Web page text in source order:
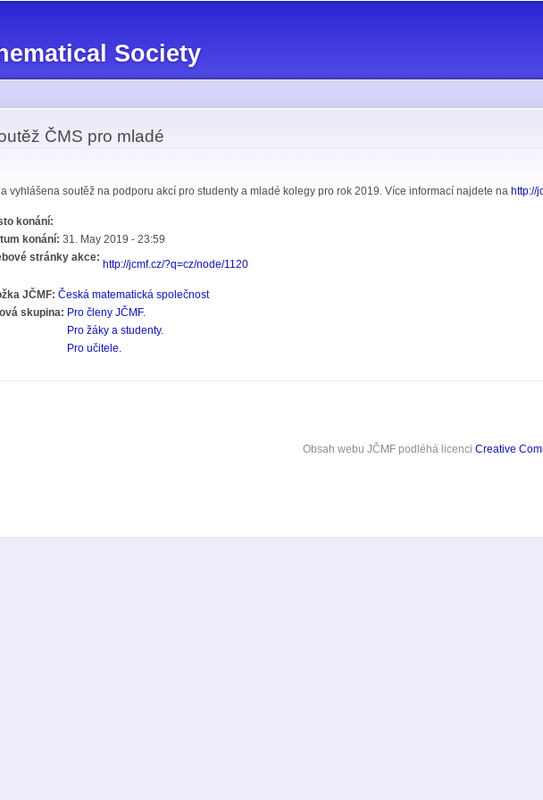
Society
ČMS pro mladé
vyhlášena soutěž na podporu akcí pro studenty a mladé kolegy pro rok 2019. Více informací najdete na http://
konání:
konání: 31. May 2019 - 23:59
stránky akce:
http://jcmf.cz/?q=cz/node/1120
JČMF: Česká matematická společnost
skupina: Pro členy JČMF.
Pro žáky a studenty.
Pro učitele.
Obsah webu JČMFpodléhá licenci Creative